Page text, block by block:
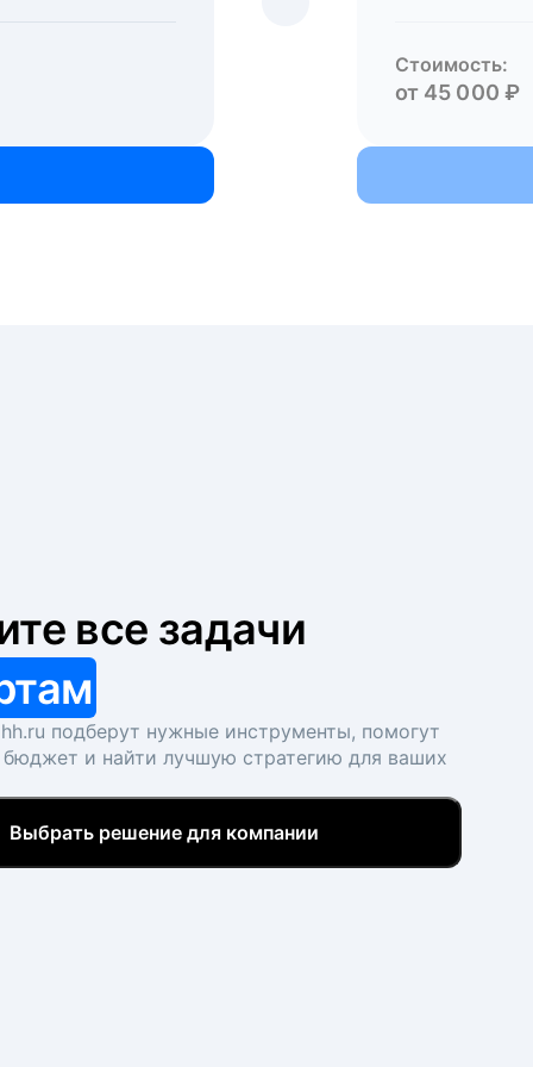
Стоимость:
от 45 000 ₽
все задачи
подберут нужные инструменты, помогут
бюджет и найти лучшую стратегию для ваших
Выбрать решение для компании